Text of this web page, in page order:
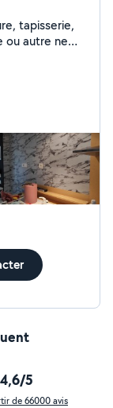
tapisserie,
ou autre ne
4,6/5
de 66000 avis